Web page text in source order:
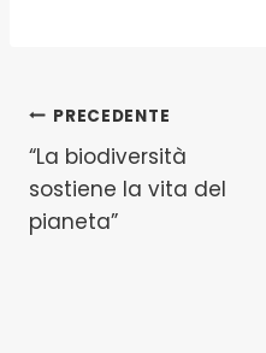
Navigazione
articoli
PRECEDENTE
“La biodiversità
sostiene la vita del
pianeta”